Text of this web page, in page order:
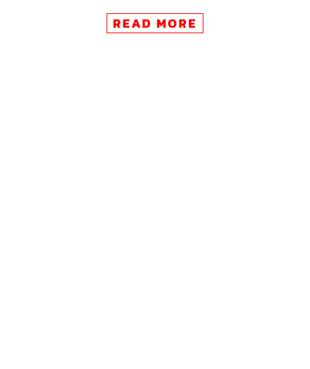
การขยายตัวของภาคการผลิตทั่วโลก ดัชนี PMI (ดัชนีผู้
จัดการฝ่ายจัดซื้อ) ภาคการผลิตโลก เหนือระดับ 50 ต่อ
READ MORE